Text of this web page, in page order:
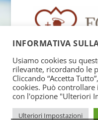
INFORMATIVA
Usiamo cookies su
rilevante, ricordando le
Cliccando “Accetta
cookies. Può
con l'opzione "Ulteriori
Ulteriori Impostazioni